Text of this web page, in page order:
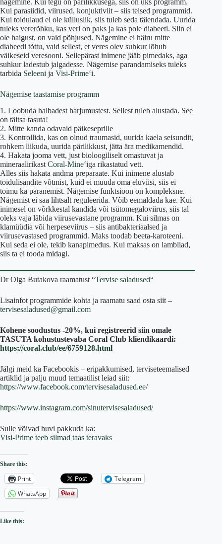
nägemine. Kui tegu on pärilikkusega, siis on üks programm.
Kui parasiidid, viirused, konjuktiviit – siis teised programmid.
Kui toidulaud ei ole külluslik, siis tuleb seda täiendada. Uurida
tuleks vererõhku, kas veri on paks ja kas pole diabeeti. Siin ei
ole haigust, on vaid põhjused. Nägemine ei häiru mitte
diabeedi tõttu, vaid sellest, et veres olev suhkur lõhub
väikeseid veresooni. Sellepärast inimene jääb pimedaks, aga
suhkur ladestub jalgadesse. Nägemise parandamiseks tuleks
tarbida Seleeni ja Visi-Prime‘i.
Nägemise taastamise programm
1. Loobuda halbadest harjumustest. Sellest tuleb alustada. See
on täitsa tasuta!
2. Mitte kanda odavaid päikeseprille
3. Kontrollida, kas on olnud traumasid, uurida kaela seisundit,
rohkem liikuda, uurida pärilikkust, jätta ära medikamendid.
4. Hakata jooma vett, just bioloogiliselt omastuvat ja
mineraalirikast Coral-Mine‘iga rikastatud vett.
Alles siis hakata andma preparaate. Kui inimene alustab
toidulisandite võtmist, kuid ei muuda oma eluviisi, siis ei
toimu ka paranemist. Nägemise funktsioon on kompleksne.
Nägemist ei saa lihtsalt reguleerida. Võib eemaldada kae. Kui
inimesel on võrkkestal kandida või tsütomegaloviirus, siis tal
oleks vaja läbida viirusevastane programm. Kui silmas on
klamüüdia või herpeseviirus – siis antibakteriaalsed ja
viirusevastased programmid. Maks toodab beeta-karoteeni.
Kui seda ei ole, tekib kanapimedus. Kui maksas on lambliad,
siis ta ei tooda midagi.
Dr Olga Butakova raamatust “Tervise saladused“
Lisainfot programmide kohta ja raamatu saad osta siit –
tervisesaladused@gmail.com
Kohene soodustus -20%, kui registreerid siin omale
TASUTA kohustustevaba Coral Club kliendikaardi:
https://coral.club/ee/6759128.html
Jälgi meid ka Facebookis – eripakkumised, terviseteemalised
artiklid ja palju muud temaatilist leiad siit:
https://www.facebook.com/tervisesaladused.ee/
https://www.instagram.com/sinutervisesaladused/
Sulle võivad huvi pakkuda ka:
Visi-Prime teeb silmad taas teravaks
Share this:
Print
Telegram
WhatsApp
Like this: